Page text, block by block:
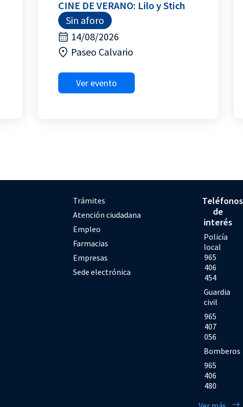
CINE DE VERANO: Lilo y Stich
Sin aforo
14/08/2026
Paseo Calvario
Ver evento
Trámites
Atención ciudadana
Empleo
Farmacias
Empresas
Sede electrónica
Teléfonos
de
interés
Policía
local
965
406
454
Guardia
civil
965
407
056
Bomberos
965
406
480